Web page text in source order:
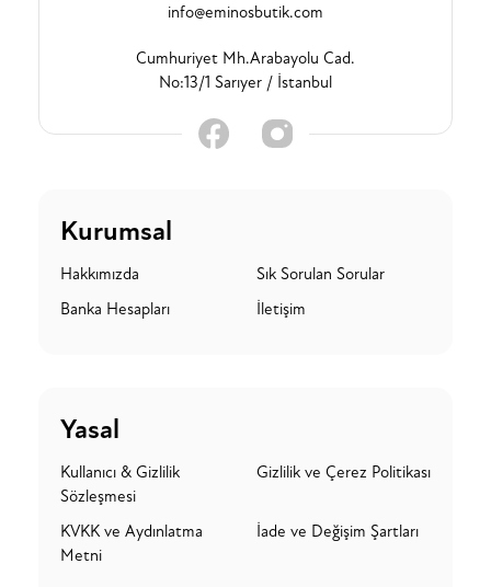
info@eminosbutik.com
Cumhuriyet Mh.Arabayolu Cad.
No:13/1 Sarıyer / İstanbul
Kurumsal
Hakkımızda
Sık Sorulan Sorular
Banka Hesapları
İletişim
Yasal
Kullanıcı & Gizlilik
Sözleşmesi
Gizlilik ve Çerez Politikası
KVKK ve Aydınlatma
Metni
İade ve Değişim Şartları